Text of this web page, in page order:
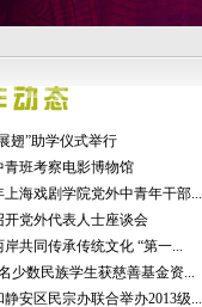
翅”助学仪式举行
青班考察电影博物馆
上海戏剧学院党外中青年干部...
开党外代表人士座谈会
岸共同传承传统文化 “第一...
少数民族学生获慈善基金资...
静安区民宗办联合举办2013级...